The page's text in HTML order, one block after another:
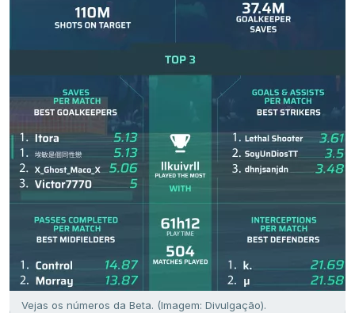
Vejas os números da Beta. (Imagem: Divulgação).